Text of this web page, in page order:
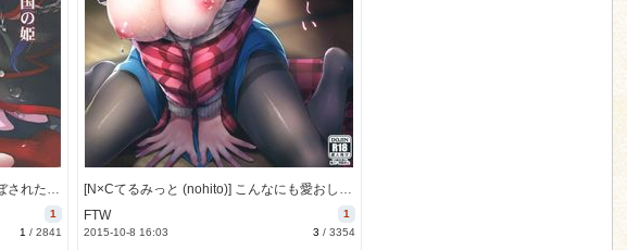
[あいの倉 (高萩獣)] プリキュアに滅ぼされた王国の姫 (プリキュア) [5M]
1
1 /2841
[N×Cてるみっと (nohito)] こんなにも愛おしい (THE IDOLM@STER) [73M]
1
FTW
3 /3354
2015-10-8 16:03